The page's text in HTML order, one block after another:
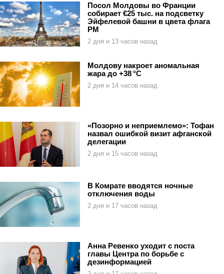
Посол Молдовы во Франции
собирает €25 тыс. на подсветку
Эйфелевой башни в цвета флага
РМ
2 дня и 13 часов назад
Молдову накроет аномальная
жара до +38 °C
2 дня и 14 часов назад
«Позорно и неприемлемо»: Тофан
назвал ошибкой визит афганской
делегации
2 дня и 15 часов назад
В Комрате вводятся ночные
отключения воды
2 дня и 17 часов назад
Анна Ревенко уходит с поста
главы Центра по борьбе с
дезинформацией